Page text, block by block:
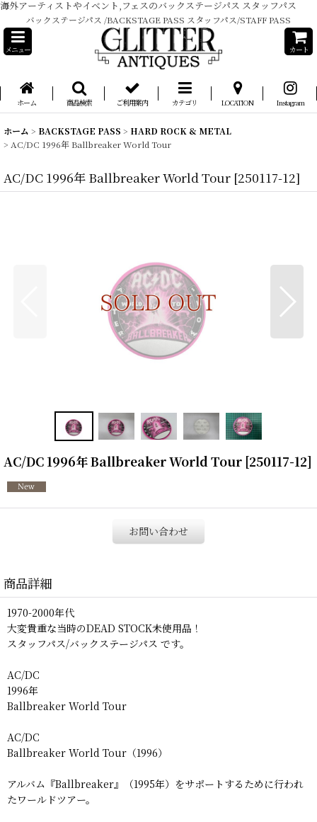
海外アーティストやイベント,フェスのバックステージパス スタッフパス
バックステージパス /BACKSTAGE PASS スタッフパス/STAFF PASS
メニュー カート
ホーム 商品検索 ご利用案内 カテゴリ LOCATION Instagram
ホーム > BACKSTAGE PASS > HARD ROCK & METAL
> AC/DC 1996年 Ballbreaker World Tour
AC/DC 1996年 Ballbreaker World Tour [250117-12]
AC/DC 1996年 Ballbreaker World Tour [250117-12]
お問い合わせ
商品詳細
1970-2000年代
大変貴重な当時のDEAD STOCK未使用品！
スタッフパス/バックステージパス です。
AC/DC
1996年
Ballbreaker World Tour
AC/DC
Ballbreaker World Tour（1996）
アルバム『Ballbreaker』（1995年）をサポートするために行われ
たワールドツアー。